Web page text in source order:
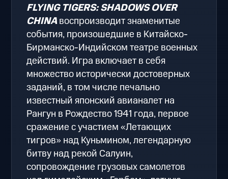
FLYING TIGERS: SHADOWS OVER
CHINAвоспроизводит знаменитые
события, произошедшие в Китайско-
Бирманско-Индийском театре военных
действий. Игра включает в себя
множество исторически достоверных
заданий, в том числе печально
известный японский авианалет на
Рангун в Рождество 1941 года, первое
сражение с участием «Летающих
тигров» над Куньмином, легендарную
битву над рекой Салуин,
сопровождение грузовых самолетов